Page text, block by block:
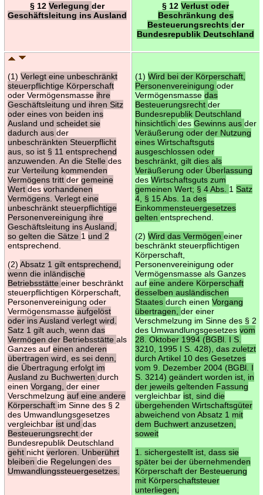
§ 12 Verlegung der
Geschäftsleitung ins Ausland
§ 12 Verlust oder
Beschränkung des
Besteuerungsrechts der
Bundesrepublik Deutschland
(1) Verlegt eine unbeschränkt
steuerpflichtige Körperschaft
oder Vermögensmasse ihre
Geschäftsleitung und ihren Sitz
oder eines von beiden ins
Ausland und scheidet sie
dadurch aus der
unbeschränkten Steuerpflicht
aus, so ist § 11 entsprechend
anzuwenden. An die Stelle des
zur Verteilung kommenden
Vermögens tritt der gemeine
Wert des vorhandenen
Vermögens. Verlegt eine
unbeschränkt steuerpflichtige
Personenvereinigung ihre
Geschäftsleitung ins Ausland,
so gelten die Sätze 1 und 2
entsprechend.
(2) Absatz 1 gilt entsprechend,
wenn die inländische
Betriebsstätte einer beschränkt
steuerpflichtigen Körperschaft,
Personenvereinigung oder
Vermögensmasse aufgelöst
oder ins Ausland verlegt wird.
Satz 1 gilt auch, wenn das
Vermögen der Betriebsstätte als
Ganzes auf einen anderen
übertragen wird, es sei denn,
die Übertragung erfolgt im
Ausland zu Buchwerten durch
einen Vorgang, der einer
Verschmelzung auf eine andere
Körperschaft im Sinne des § 2
des Umwandlungsgesetzes
vergleichbar ist und das
Besteuerungsrecht der
Bundesrepublik Deutschland
geht nicht verloren. Unberührt
bleiben die Regelungen des
Umwandlungssteuergesetzes.
(1) Wird bei der Körperschaft,
Personenvereinigung oder
Vermögensmasse das
Besteuerungsrecht der
Bundesrepublik Deutschland
hinsichtlich des Gewinns aus der
Veräußerung oder der Nutzung
eines Wirtschaftsguts
ausgeschlossen oder
beschränkt, gilt dies als
Veräußerung oder Überlassung
des Wirtschaftsguts zum
gemeinen Wert; § 4 Abs. 1 Satz
4, § 15 Abs. 1a des
Einkommensteuergesetzes
gelten entsprechend.
(2) Wird das Vermögen einer
beschränkt steuerpflichtigen
Körperschaft,
Personenvereinigung oder
Vermögensmasse als Ganzes
auf eine andere Körperschaft
desselben ausländischen
Staates durch einen Vorgang
übertragen, der einer
Verschmelzung im Sinne des § 2
des Umwandlungsgesetzes vom
28. Oktober 1994 (BGBl. I S.
3210, 1995 I S. 428), das zuletzt
durch Artikel 10 des Gesetzes
vom 9. Dezember 2004 (BGBl. I
S. 3214) geändert worden ist, in
der jeweils geltenden Fassung
vergleichbar ist, sind die
übergehenden Wirtschaftsgüter
abweichend von Absatz 1 mit
dem Buchwert anzusetzen,
soweit
1. sichergestellt ist, dass sie
später bei der übernehmenden
Körperschaft der Besteuerung
mit Körperschaftsteuer
unterliegen,